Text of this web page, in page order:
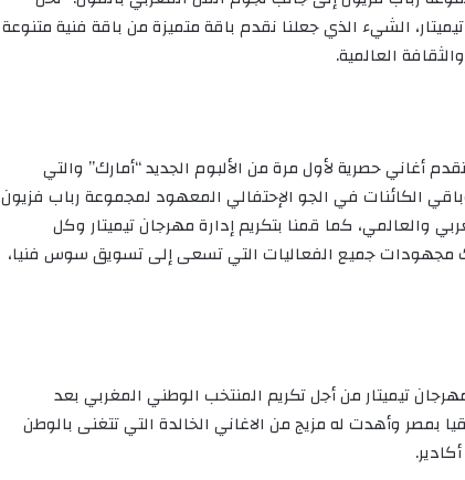
في فعاليات النسخة 16 لمهرجان تيميتار، الشيء الذي جعلنا نقدم باقة متميزة من باقة فنية متنوعة
العالمية.
أغاني حصرية لأول مرة من الألبوم الجديد “أمارك” والتي
الكائنات في الجو الإحتفالي المعهود لمجموعة رباب فزيون
كما قمنا بتكريم إدارة مهرجان تيميتار وكل
مجهودات جميع الفعاليات التي تسعى إلى تسويق سوس فنيا،
تيميتار من أجل تكريم المنتخب الوطني المغربي بعد
وأهدت له مزيج من الاغاني الخالدة التي تتغنى بالوطن